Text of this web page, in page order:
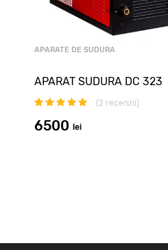
APARATE DE SUDURA
APARAT SUDURA DC 323
(2 recenzii)
6500 lei